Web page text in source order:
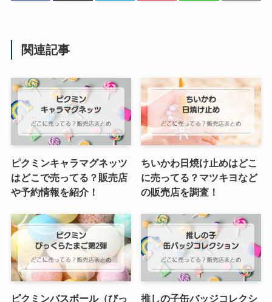
関連記事
ピクミンキャラマグネッツ
はどこで売ってる？販売店
や予約情報を紹介！
ちいかわ日焼け止めはどこ
に売ってる？マツキヨなど
の販売店を調査！
ピクミンバスボール（びっ 推しの子缶バッジコレクシ